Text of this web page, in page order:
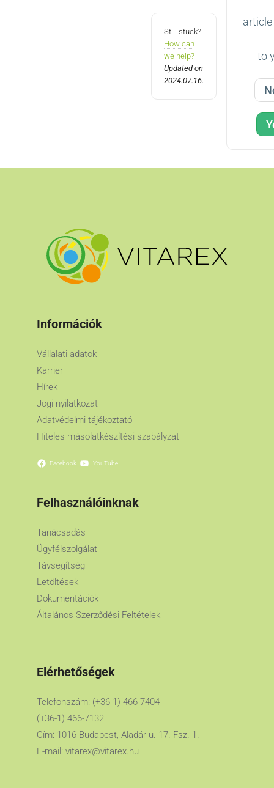
Still stuck?
How can
we help?
Updated on
2024.07.16.
to
Információk
Vállalati adatok
Karrier
Hírek
Jogi nyilatkozat
Adatvédelmi tájékoztató
Hiteles másolatkészítési szabályzat
Facebook YouTube
Felhasználóinknak
Tanácsadás
Ügyfélszolgálat
Távsegítség
Letöltések
Dokumentációk
Általános Szerződési Feltételek
Elérhetőségek
Telefonszám: (+36-1) 466-7404
(+36-1) 466-7132
Cím: 1016 Budapest, Aladár u. 17. Fsz. 1.
E-mail: vitarex@vitarex.hu